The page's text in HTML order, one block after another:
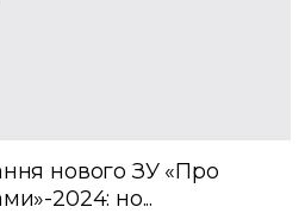
нового ЗУ «Про
2024: но...